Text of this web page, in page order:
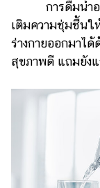
การดื่มน้ำอย่า
เติมความชุ่มชื้นใ
ร่างกายออกมาไ
สุขภาพดี แถมยัง